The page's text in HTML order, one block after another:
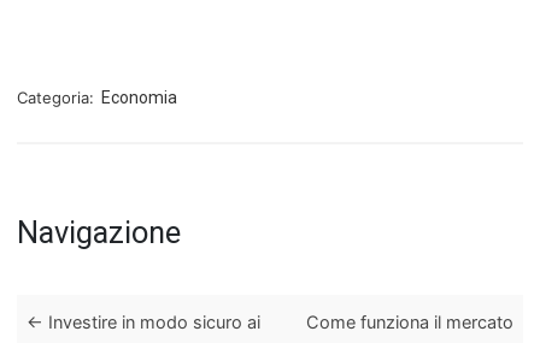
Categoria: Economia
Navigazione
← Investire in modo sicuro ai
Come funziona il mercato